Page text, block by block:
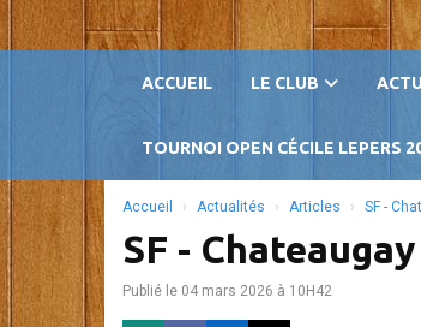
ACCUEIL LE CLUB
TOURNOI OPEN CÉCILE LEPERS
Accueil Actualités Articles SF -
SF - Chateaugay
Publié le 04 mars 2026 à 10H42